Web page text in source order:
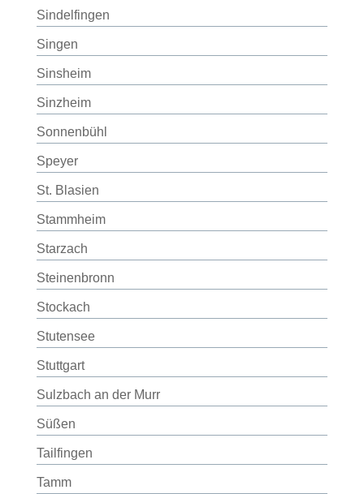
Sindelfingen
Singen
Sinsheim
Sinzheim
Sonnenbühl
Speyer
St. Blasien
Stammheim
Starzach
Steinenbronn
Stockach
Stutensee
Stuttgart
Sulzbach an der Murr
Süßen
Tailfingen
Tamm